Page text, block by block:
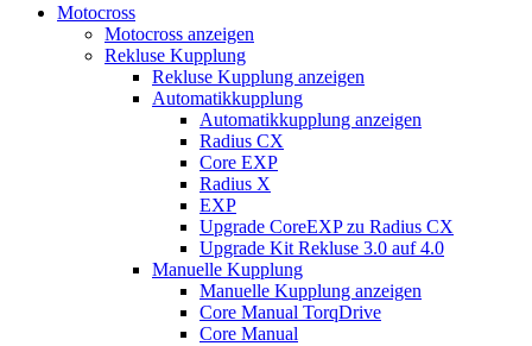
Motocross
Motocross anzeigen
Rekluse Kupplung
Rekluse Kupplung anzeigen
Automatikkupplung
Automatikkupplung anzeigen
Radius CX
Core EXP
Radius X
EXP
Upgrade CoreEXP zu Radius CX
Upgrade Kit Rekluse 3.0 auf 4.0
Manuelle Kupplung
Manuelle Kupplung anzeigen
Core Manual TorqDrive
Core Manual